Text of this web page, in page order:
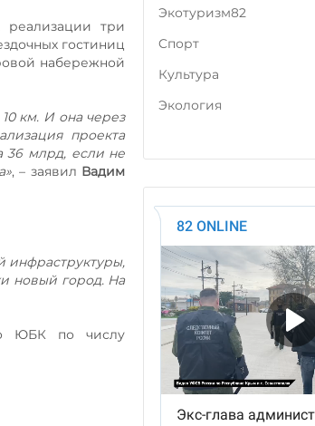
три
гостиниц
набережной
км. И она через
проекта
36 млрд, если не
, – заявил Вадим
инфраструктуры,
новый город. На
ЮБК по числу
Экотуризм82
Cпорт
Культура
Экология